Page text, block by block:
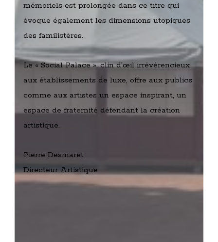
mémoriels est prolongée dans ce titre qui
évoque également les dimensions utopiques
des familistères.
Le « Social Palace », clin d’œil irrévérencieux
aux établissements de luxe, offre aux publics
comme aux artistes un espace inspirant, un
espace de fraternité défendant la création
artistique.
Pierre Desmaret
Directeur Artistique